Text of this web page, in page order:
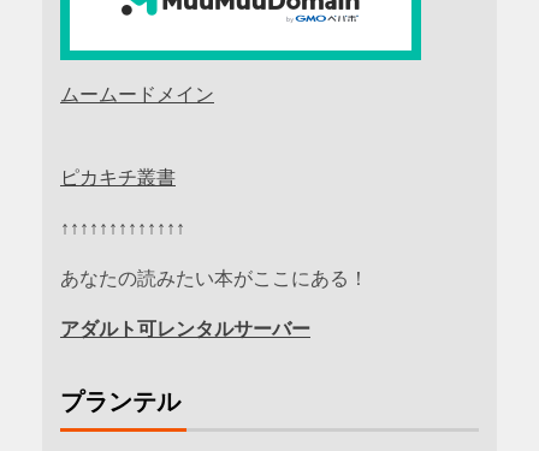
ムームードメイン
ピカキチ叢書
↑↑↑↑↑↑↑↑↑↑↑↑↑
あなたの読みたい本がここにある！
アダルト可レンタルサーバー
プランテル